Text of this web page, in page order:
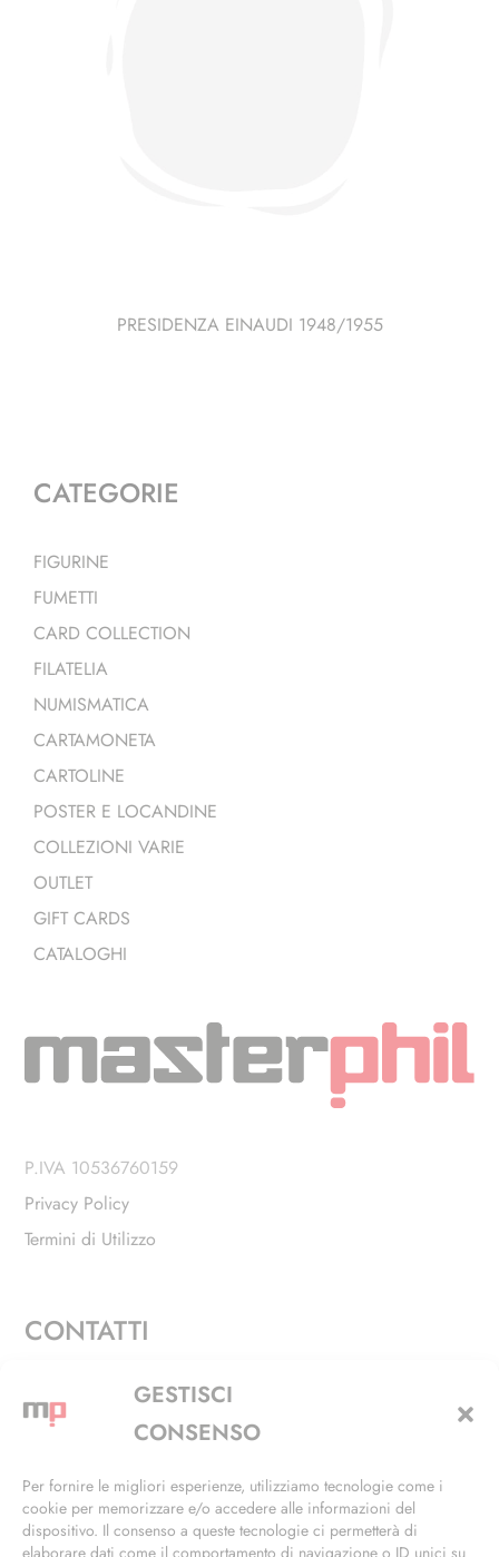
GESTISCI
CONSENSO
Per fornire le migliori esperienze, utilizziamo tecnologie come i
cookie per memorizzare e/o accedere alle informazioni del
dispositivo. Il consenso a queste tecnologie ci permetterà di
elaborare dati come il comportamento di navigazione o ID unici su
PRESIDENZA EINAUDI 1948/1955
CATEGORIE
FIGURINE
FUMETTI
CARD COLLECTION
FILATELIA
NUMISMATICA
CARTAMONETA
CARTOLINE
POSTER E LOCANDINE
COLLEZIONI VARIE
OUTLET
GIFT CARDS
CATALOGHI
P.IVA 10536760159
Privacy Policy
Termini di Utilizzo
CONTATTI
Via Alfieri, 27 - Trezzano Sul Naviglio (MI)
+39 02 4846 3155
info@masterphil.it